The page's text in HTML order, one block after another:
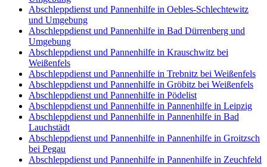
Abschleppdienst und Pannenhilfe in Oebles-Schlechtewitz
und Umgebung
Abschleppdienst und Pannenhilfe in Bad Dürrenberg und
Umgebung
Abschleppdienst und Pannenhilfe in Krauschwitz bei
Weißenfels
Abschleppdienst und Pannenhilfe in Trebnitz bei Weißenfels
Abschleppdienst und Pannenhilfe in Gröbitz bei Weißenfels
Abschleppdienst und Pannenhilfe in Pödelist
Abschleppdienst und Pannenhilfe in Pannenhilfe in Leipzig
Abschleppdienst und Pannenhilfe in Pannenhilfe in Bad
Lauchstädt
Abschleppdienst und Pannenhilfe in Pannenhilfe in Groitzsch
bei Pegau
Abschleppdienst und Pannenhilfe in Pannenhilfe in Zeuchfeld